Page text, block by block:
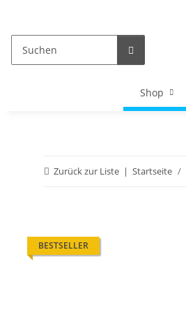
Shop
Zurück zur Liste Startseite
BESTSELLER